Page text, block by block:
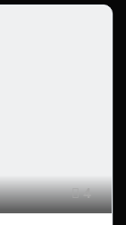
4